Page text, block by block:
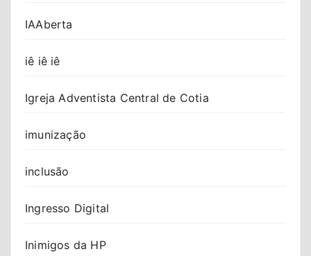
IAAberta
iê iê iê
Igreja Adventista Central de Cotia
imunização
inclusão
Ingresso Digital
Inimigos da HP